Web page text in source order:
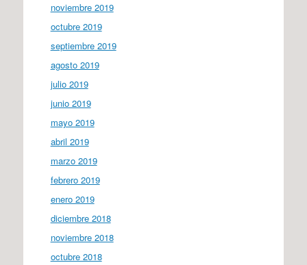
noviembre 2019
octubre 2019
septiembre 2019
agosto 2019
julio 2019
junio 2019
mayo 2019
abril 2019
marzo 2019
febrero 2019
enero 2019
diciembre 2018
noviembre 2018
octubre 2018